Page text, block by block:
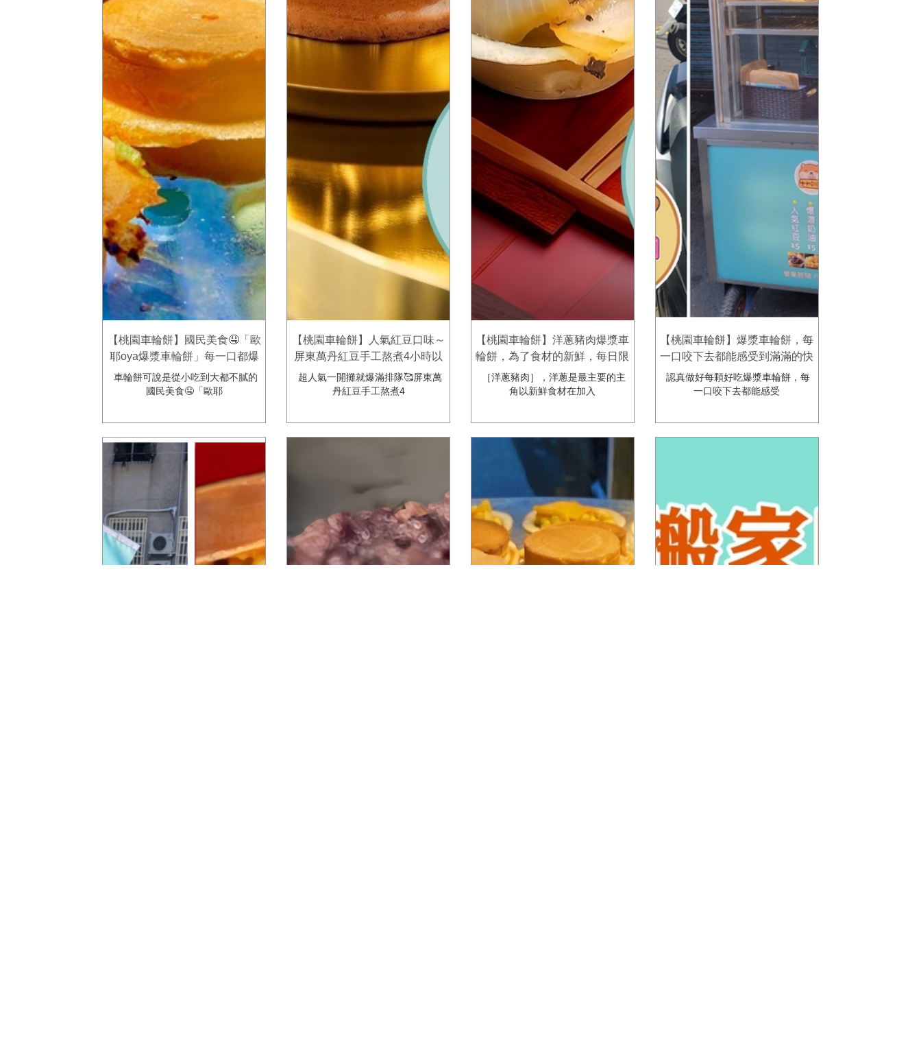
【桃園車輪餅】國民美食🤤「歐
耶oya爆漿車輪餅」每一口都爆
漿！高cp值小資、學生族最愛
🥰
車輪餅可說是從小吃到大都不膩的
國民美食🤤「歐耶
【桃園車輪餅】人氣紅豆口味～
屏東萬丹紅豆手工熬煮4小時以
上😘綿密口感讓人愛不釋手! 歐
耶oya脆皮爆漿車輪餅
超人氣一開攤就爆滿排隊🥰屏東萬
丹紅豆手工熬煮4
【桃園車輪餅】洋蔥豬肉爆漿車
輪餅，為了食材的新鮮，每日限
量供應哦～ 歐耶oya脆皮爆漿車
輪餅
［洋蔥豬肉］，洋蔥是最主要的主
角以新鮮食材在加入
【桃園車輪餅】爆漿車輪餅，每
一口咬下去都能感受到滿滿的快
樂與滿足👍 歐耶oya脆皮爆漿車
輪餅
認真做好每顆好吃爆漿車輪餅，每
一口咬下去都能感受